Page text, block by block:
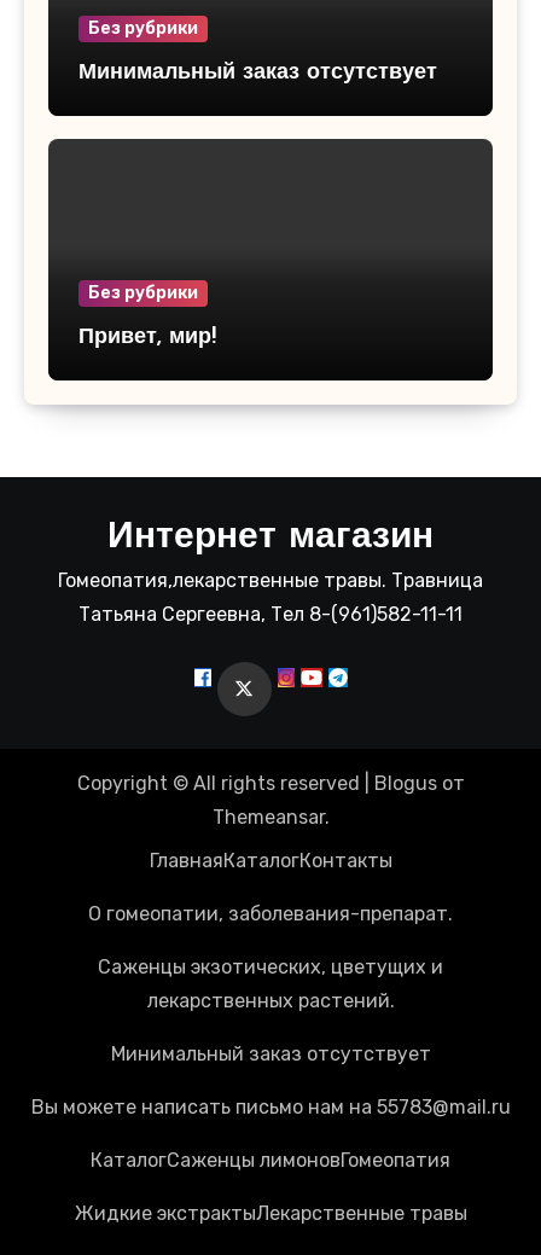
Без рубрики
Минимальный заказ отсутствует
Без рубрики
Привет, мир!
Интернет магазин
Гомеопатия,лекарственные травы. Травница
Татьяна Сергеевна, Тел 8-(961)582-11-11
Copyright © All rights reserved Blogusот
Themeansar.
ГлавнаяКаталогКонтакты
О гомеопатии, заболевания-препарат.
Саженцы экзотических, цветущих и
лекарственных растений.
Минимальный заказ отсутствует
Вы можете написать письмо нам на 55783@mail.ru
КаталогCаженцы лимоновГомеопатия
Жидкие экстрактыЛекарственные травы